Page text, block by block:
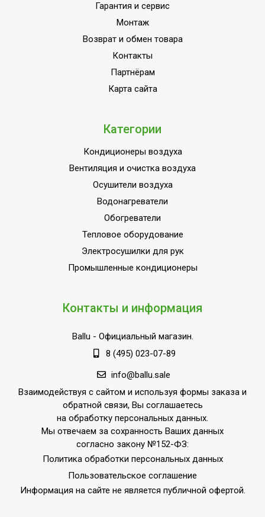
комплекте;Память
параметров работы;Класс
пылевлагозащищенности
IPX0/IPX4;Инверторная
технология;Авторестарт при
отключении питания;
Нет
Эффективен для помещ.
площадью до
Да
Функция ионизации
Нет
Режим автоочистки
Да
очистки
Инверторная технология
Да
Вес товара (нетто)
11
Да
Режим осушения
Да
Базовая мощность
кондиционера
(охлаждение),BTU
18 000
Макс.
производительность
охлаждения
5.28
Гарантия и сервис
Монтаж
Возврат и обмен товара
Контакты
Партнёрам
Карта сайта
Категории
Кондиционеры воздуха
Вентиляция и очистка воздуха
Осушители воздуха
Водонагреватели
Обогреватели
Тепловое оборудование
Электросушилки для рук
Промышленные кондиционеры
Контакты и информация
Ballu - Официальный магазин.
8 (495) 023-07-89
info@ballu.sale
Взаимодействуя с сайтом и используя формы заказа и
обратной связи, Вы соглашаетесь
на обработку персональных данных.
Мы отвечаем за сохранность Ваших данных
согласно закону №152-ФЗ:
Политика обработки персональных данных
Пользовательское соглашение
Информация на сайте не является публичной офертой.